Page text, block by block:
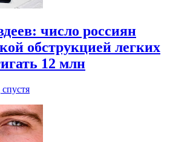
число россиян
обструкцией легких
12 млн
спустя